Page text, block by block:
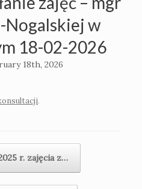
Nogalskiej w
18-02-2026
18th, 2026
.
r. zajęcia z…